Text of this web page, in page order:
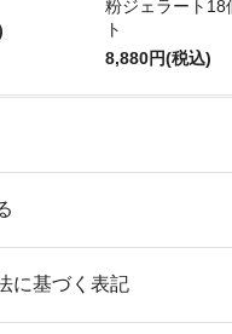
粉ジェラート18
ト
8,880円(税込)
に基づく表記